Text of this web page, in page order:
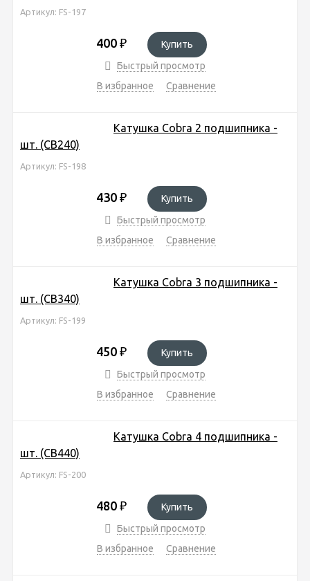
Артикул: FS-197
400 ₽
Купить
Быстрый просмотр
В избранное
Сравнение
Катушка Cobra 2 подшипника -
шт. (CB240)
Артикул: FS-198
430 ₽
Купить
Быстрый просмотр
В избранное
Сравнение
Катушка Cobra 3 подшипника -
шт. (CB340)
Артикул: FS-199
450 ₽
Купить
Быстрый просмотр
В избранное
Сравнение
Катушка Cobra 4 подшипника -
шт. (CB440)
Артикул: FS-200
480 ₽
Купить
Быстрый просмотр
В избранное
Сравнение